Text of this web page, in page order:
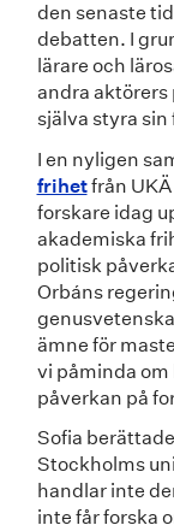
den senaste
debatten. I
lärare och
andra aktörers
själva styra
I en nyligen
frihetfrån UKÄ
forskare idag
akademiska
politisk
Orbáns
ämne för
vi påminda om
påverkan på
Sofia
Stockholms
handlar inte
inte får forska